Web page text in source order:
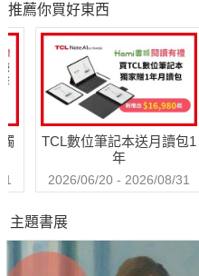
度，張昶恩十分幸運在創業低
巴巴集團創辦人)指點迷津，掌
人生一定要有夢想，有明確夢
少……。很多人選擇靠創業來
現夢想的人卻少之又少，因為
由亞洲商戰心理學第一人張昶
驗，有系統，有條理的整理出
推薦你買好東西
TCL數位筆記本送月讀包1
年
2026/06/20 - 2026/08/31
主題書展